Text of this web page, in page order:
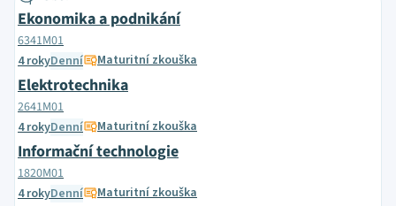
Ekonomika a podnikání
6341M01
4 rokyDenní Maturitní zkouška
Elektrotechnika
2641M01
4 rokyDenní Maturitní zkouška
Informační technologie
1820M01
4 rokyDenní Maturitní zkouška